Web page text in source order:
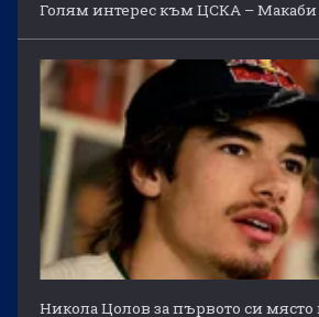
Голям интерес към ЦСКА – Макаби
Никола Цолов за първото си